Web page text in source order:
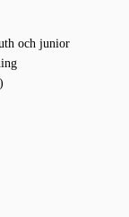
och junior